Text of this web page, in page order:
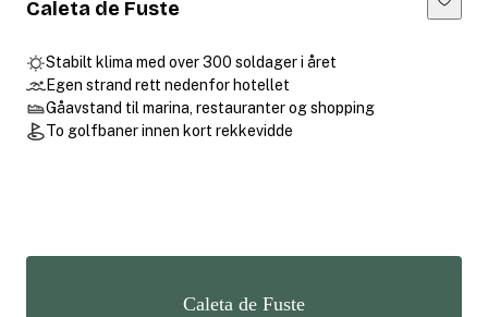
Caleta de Fuste
Stabilt klima med over 300 soldager i året
Egen strand rett nedenfor hotellet
Gåavstand til marina, restauranter og shopping
To golfbaner innen kort rekkevidde
Caleta de Fuste